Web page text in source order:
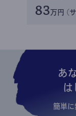
83万円 (
あ
は
簡単に